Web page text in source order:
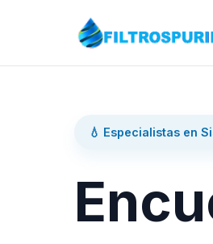
💧 Especialistas en